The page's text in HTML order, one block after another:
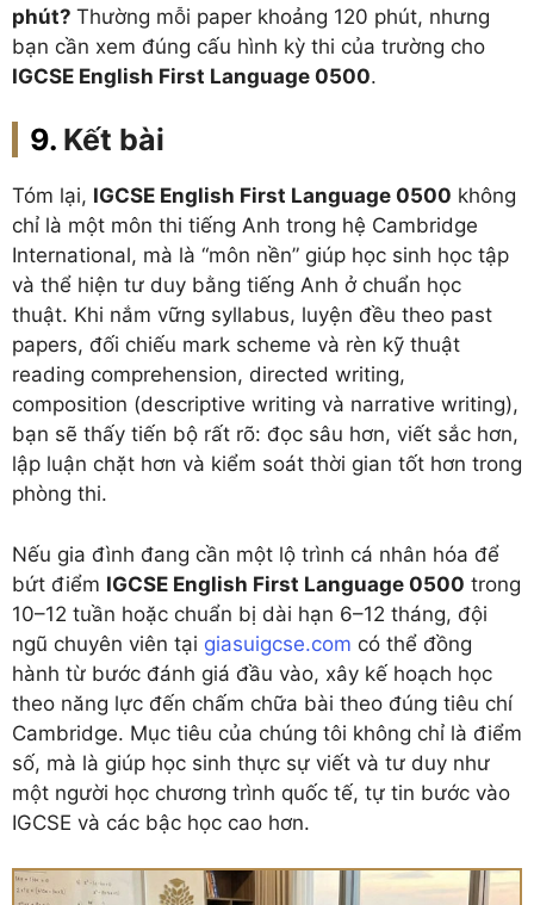
phút? Thường mỗi paper khoảng 120 phút, nhưng
bạn cần xem đúng cấu hình kỳ thi của trường cho
IGCSE English First Language 0500.
Kết bài
Tóm lại, IGCSE English First Language 0500 không
chỉ là một môn thi tiếng Anh trong hệ Cambridge
International, mà là “môn nền” giúp học sinh học tập
và thể hiện tư duy bằng tiếng Anh ở chuẩn học
thuật. Khi nắm vững syllabus, luyện đều theo past
papers, đối chiếu mark scheme và rèn kỹ thuật
reading comprehension, directed writing,
composition (descriptive writing và narrative writing),
bạn sẽ thấy tiến bộ rất rõ: đọc sâu hơn, viết sắc hơn,
lập luận chặt hơn và kiểm soát thời gian tốt hơn trong
phòng thi.
Nếu gia đình đang cần một lộ trình cá nhân hóa để
bứt điểm IGCSE English First Language 0500 trong
10–12 tuần hoặc chuẩn bị dài hạn 6–12 tháng, đội
ngũ chuyên viên tại giasuigcse.com có thể đồng
hành từ bước đánh giá đầu vào, xây kế hoạch học
theo năng lực đến chấm chữa bài theo đúng tiêu chí
Cambridge. Mục tiêu của chúng tôi không chỉ là điểm
số, mà là giúp học sinh thực sự viết và tư duy như
một người học chương trình quốc tế, tự tin bước vào
IGCSE và các bậc học cao hơn.